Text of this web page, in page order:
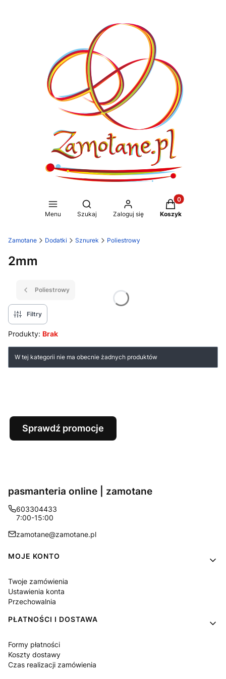
Menu
Otwórz wyszukiwarkę
Szukaj Zaloguj się
Produkty w
Koszyk
Zamotane Dodatki Sznurek Poliestrowy
2mm
Poliestrowy
Filtry
Produkty: Brak
Lista produktów
W tej kategorii nie ma obecnie żadnych produktów
Sprawdź promocje
pasmanteria online | zamotane
603304433
7:00-15:00
zamotane@zamotane.pl
Linki w stopce
MOJE KONTO
Twoje zamówienia
Ustawienia konta
Przechowalnia
PŁATNOŚCI I DOSTAWA
Formy płatności
Koszty dostawy
Czas realizacji zamówienia